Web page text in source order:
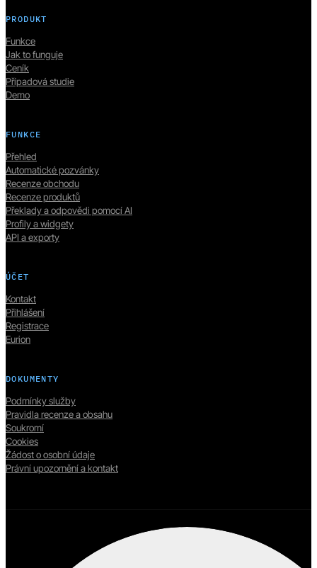
PRODUKT
Funkce
Jak to funguje
Ceník
Případová studie
Demo
FUNKCE
Přehled
Automatické pozvánky
Recenze obchodu
Recenze produktů
Překlady a odpovědi pomocí AI
Profily a widgety
API a exporty
ÚČET
Kontakt
Přihlášení
Registrace
Eurion
DOKUMENTY
Podmínky služby
Pravidla recenze a obsahu
Soukromí
Cookies
Žádost o osobní údaje
Právní upozornění a kontakt